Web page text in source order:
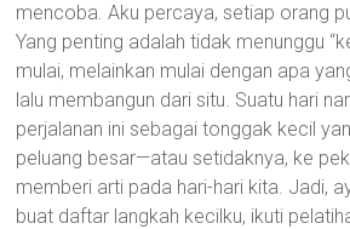
mencoba. Aku percaya, setiap orang
Yang penting adalah tidak menunggu
mulai, melainkan mulai dengan apa
lalu membangun dari situ. Suatu hari
perjalanan ini sebagai tonggak kecil
peluang besar—atau setidaknya, ke
memberi arti pada hari-hari kita. Jadi,
buat daftar langkah kecilku, ikuti